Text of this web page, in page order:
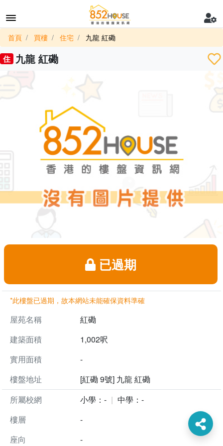
首頁 買樓 住宅 九龍 紅磡
住 九龍 紅磡
已過期
*此樓盤已過期，故本網站未能確保資料準確
屋苑名稱
紅磡
建築面積
1,002呎
實用面積
-
樓盤地址
[紅磡 9號] 九龍 紅磡
所屬校網
小學：-
中學：-
樓層
-
座向
-